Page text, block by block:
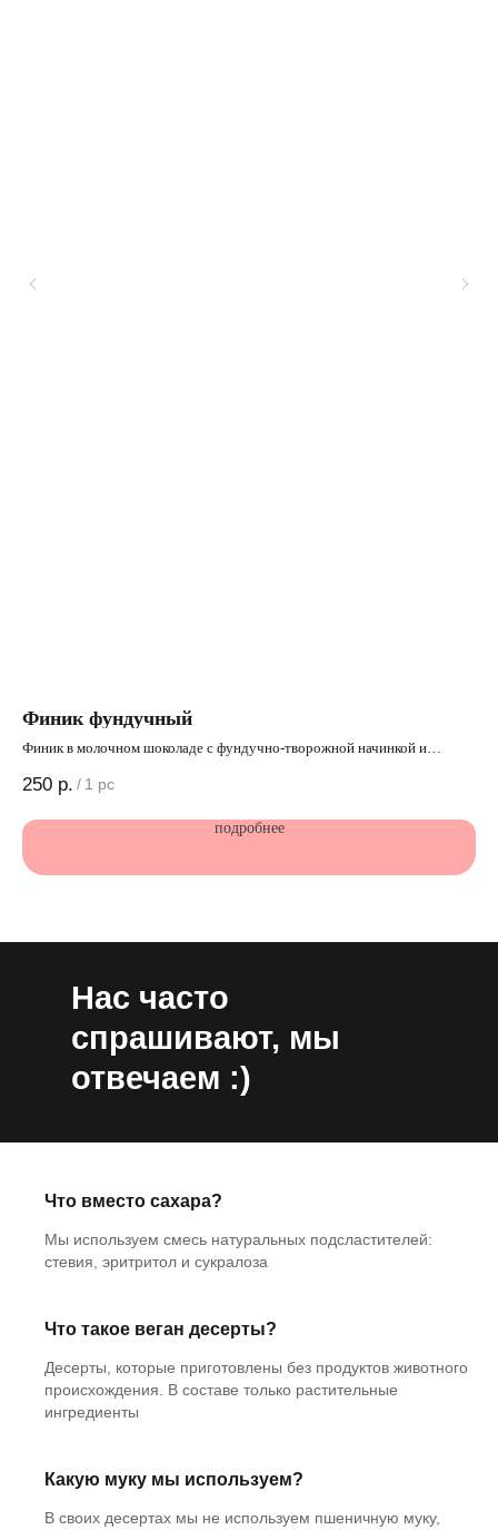
Финик фундучный
Финик в молочном шоколаде с фундучно-творожной начинкой и
*КБЖУ на 1 шт
250 р. / 1 pc
подробнее
Нас часто
спрашивают, мы
отвечаем :)
Что вместо сахара?
Мы используем смесь натуральных подсластителей:
стевия, эритритол и сукралоза
Что такое веган десерты?
Десерты, которые приготовлены без продуктов животного
происхождения. В составе только растительные
ингредиенты
Какую муку мы используем?
В своих десертах мы не используем пшеничную муку,